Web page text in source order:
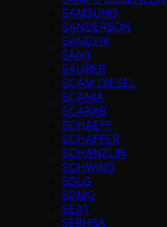
SAMSUNG
SANDERSON
SANDVIK
SANY
SAURER
SCAM DIESEL
SCANIA
SCARAB
SCHAEFF
SCHAFFER
SCHANZLIN
SCHWING
SDLG
SDMO
SEAT
SEBHSA